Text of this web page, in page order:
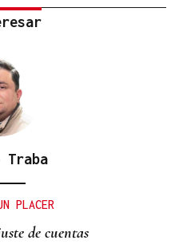
Traba
PLACER
de cuentas